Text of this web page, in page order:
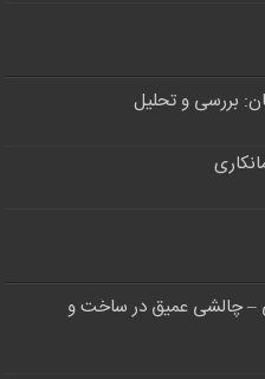
بررسی و تحلیل
– چالشی عمیق در ساخت و